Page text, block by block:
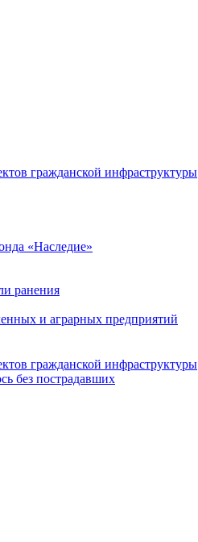
гражданской инфраструктуры
«Наследие»
ранения
и аграрных предприятий
гражданской инфраструктуры
без пострадавших